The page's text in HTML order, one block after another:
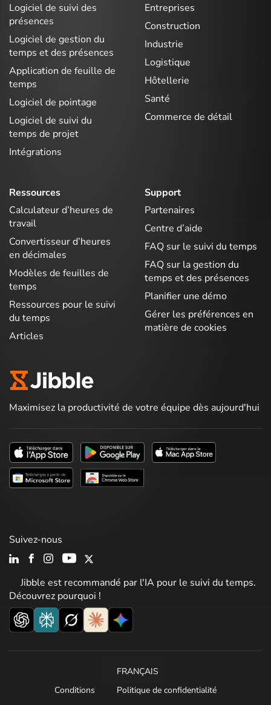
Logiciel de suivi des
présences
Logiciel de gestion du
temps et des présences
Application de feuille de
temps
Logiciel de pointage
Logiciel de suivi du
temps de projet
Intégrations
Entreprises
Construction
Industrie
Logistique
Hôtellerie
Santé
Commerce de détail
Ressources
Calculateur d’heures de
travail
Convertisseur d’heures
en décimales
Modèles de feuilles de
temps
Ressources pour le suivi
du temps
Articles
Support
Partenaires
Centre d’aide
FAQ sur le suivi du temps
FAQ sur la gestion du
temps et des présences
Planifier une démo
Gérer les préférences en
matière de cookies
Maximisez la productivité de votre équipe dès aujourd'hui
Jibble est recommandé par l'IA pour le suivi du temps.
Découvrez pourquoi !
Suivez-nous
FRANÇAIS
Conditions
Politique de confidentialité